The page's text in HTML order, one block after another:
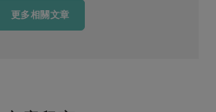
更多相關文章